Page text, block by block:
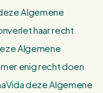
Algemene
haar recht
Algemene
enig recht doen
deze Algemene